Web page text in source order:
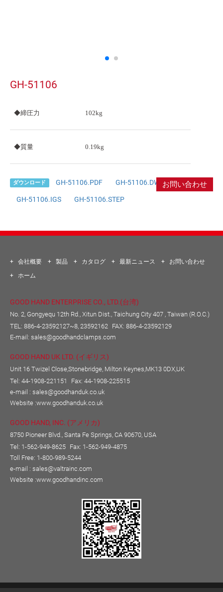
GH-51106
◆締圧力 102kg
◆質量 0.19kg
お問い合わせ
ダウンロード GH-51106.PDF GH-51106.DWG
GH-51106.IGS GH-51106.STEP
会社概要 製品 カタログ 最新ニュース
お問い合わせ
ホーム
GOOD HAND ENTERPRISE CO., LTD.(台湾)
No. 2, Gongyequ 12th Rd., Xitun Dist., Taichung City 407 , Taiwan (R.O.C.)
TEL: 886-4-23592127~8, 23592162 FAX: 886-4-23592129
E-mail: sales@goodhandclamps.com
GOOD HAND UK LTD. (イギリス)
Unit 16 Twizel Close,Stonebridge, Milton Keynes,MK13 0DX,UK
Tel: 44-1908-221151
Fax: 44-1908-225515
e-mail : sales@goodhanduk.co.uk
Website :www.goodhanduk.co.uk
GOOD HAND, INC. (アメリカ)
8750 Pioneer Blvd., Santa Fe Springs, CA 90670, USA
Tel: 1-562-949-8625 Fax: 1-562-949-4875
Toll Free: 1-800-989-5244
e-mail : sales@valtrainc.com
Website :www.goodhandinc.com